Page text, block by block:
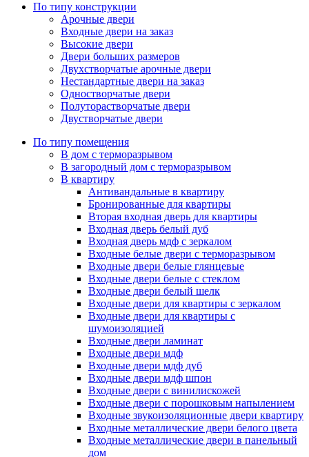
По типу конструкции
Арочные двери
Входные двери на заказ
Высокие двери
Двери больших размеров
Двухстворчатые арочные двери
Нестандартные двери на заказ
Одностворчатые двери
Полуторастворчатые двери
Двустворчатые двери
По типу помещения
В дом с терморазрывом
В загородный дом с терморазрывом
В квартиру
Антивандальные в квартиру
Бронированные для квартиры
Вторая входная дверь для квартиры
Входная дверь белый дуб
Входная дверь мдф с зеркалом
Входные белые двери с терморазрывом
Входные двери белые глянцевые
Входные двери белые с стеклом
Входные двери белый шелк
Входные двери для квартиры с зеркалом
Входные двери для квартиры с
шумоизоляцией
Входные двери ламинат
Входные двери мдф
Входные двери мдф дуб
Входные двери мдф шпон
Входные двери с винилискожей
Входные двери с порошковым напылением
Входные звукоизоляционные двери квартиру
Входные металлические двери белого цвета
Входные металлические двери в панельный
дом